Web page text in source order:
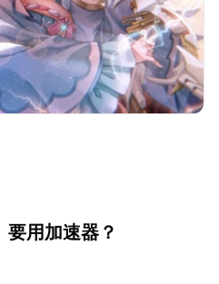
要用加速器？